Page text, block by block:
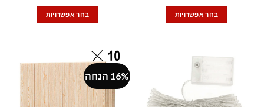
בחר אפשרויות
מספר
לבחור
בחר אפשרויות
מספר
סוגים.
ניתן
לבחור
16% הנחה